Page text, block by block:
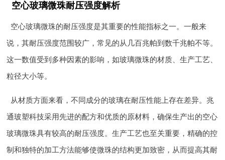
空心玻璃微珠耐压强度解析
空心玻璃微珠的耐压强度是其重要的性能指标之一。一般来
说，其耐压强度范围较广，常见的从几百兆帕到数千兆帕不等。
这一数值受到多种因素的影响，如玻璃微珠的材质、生产工艺、
粒径大小等。
从材质方面来看，不同成分的玻璃在耐压性能上存在差异。兆
通玻塑科技采用先进的配方和优质的原材料，确保生产出的空心
玻璃微珠具有较高的耐压强度。生产工艺也至关重要，精确的控
制和独特的加工方法能够使微珠的结构更加致密，从而提高其耐